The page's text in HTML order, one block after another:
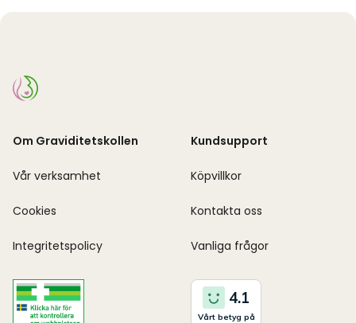
Om Graviditetskollen
Vår verksamhet
Cookies
Integritetspolicy
Kundsupport
Köpvillkor
Kontakta oss
Vanliga frågor